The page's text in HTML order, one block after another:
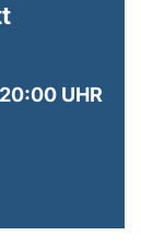
20:00 UHR